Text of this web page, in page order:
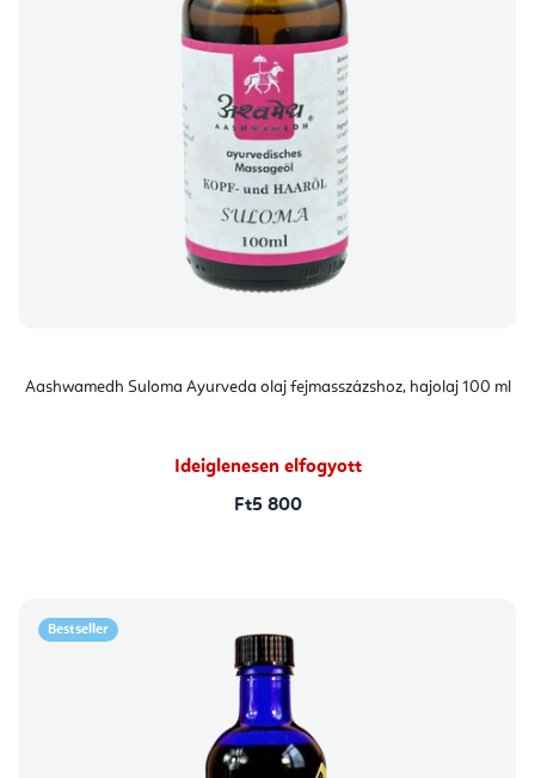
Aashwamedh Suloma Ayurveda olaj fejmasszázshoz, hajolaj 100 ml
Ideiglenesen elfogyott
Ft5 800
Bestseller